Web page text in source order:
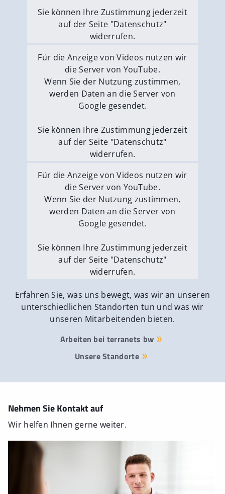
Sie können Ihre Zustimmung jederzeit
auf der Seite "Datenschutz"
widerrufen.
Externe Medien erlauben
Für die Anzeige von Videos nutzen wir
die Server von YouTube.
Wenn Sie der Nutzung zustimmen,
werden Daten an die Server von
Google gesendet.
Sie können Ihre Zustimmung jederzeit
auf der Seite "Datenschutz"
widerrufen.
Externe Medien erlauben
Für die Anzeige von Videos nutzen wir
die Server von YouTube.
Wenn Sie der Nutzung zustimmen,
werden Daten an die Server von
Google gesendet.
Sie können Ihre Zustimmung jederzeit
auf der Seite "Datenschutz"
widerrufen.
Externe Medien erlauben
Erfahren Sie, was uns bewegt, was wir an unseren
unterschiedlichen Standorten tun und was wir
unseren Mitarbeitenden bieten.
Arbeiten bei terranets bw
Unsere Standorte
Nehmen Sie Kontakt auf
Wir helfen Ihnen gerne weiter.